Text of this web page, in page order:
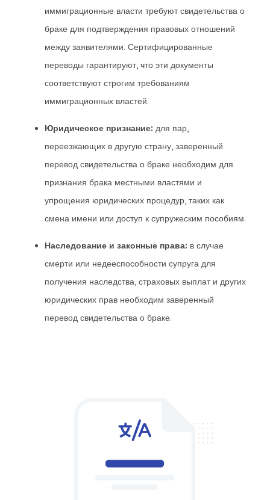
иммиграционные власти требуют свидетельства о
браке для подтверждения правовых отношений
между заявителями. Сертифицированные
переводы гарантируют, что эти документы
соответствуют строгим требованиям
иммиграционных властей.
Юридическое признание: для пар,
переезжающих в другую страну, заверенный
перевод свидетельства о браке необходим для
признания брака местными властями и
упрощения юридических процедур, таких как
смена имени или доступ к супружеским пособиям.
Наследование и законные права: в случае
смерти или недееспособности супруга для
получения наследства, страховых выплат и других
юридических прав необходим заверенный
перевод свидетельства о браке.